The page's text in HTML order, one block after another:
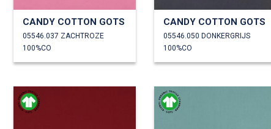
CANDY COTTON GOTS
05546.037 ZACHTROZE
100%CO
CANDY COTTON GOTS
05546.050 DONKERGRIJS
100%CO